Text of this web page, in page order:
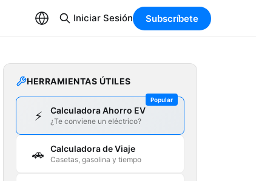
Iniciar Sesión Subscríbete
HERRAMIENTAS ÚTILES
Popular
⚡ Calculadora Ahorro EV
¿Te conviene un eléctrico?
🚗 Calculadora de Viaje
Casetas, gasolina y tiempo